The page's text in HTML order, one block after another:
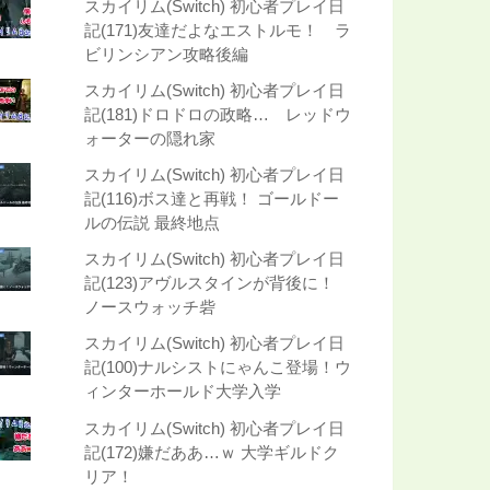
スカイリム(Switch) 初心者プレイ日
記(171)友達だよなエストルモ！ ラ
ビリンシアン攻略後編
スカイリム(Switch) 初心者プレイ日
記(181)ドロドロの政略… レッドウ
ォーターの隠れ家
スカイリム(Switch) 初心者プレイ日
記(116)ボス達と再戦！ ゴールドー
ルの伝説 最終地点
スカイリム(Switch) 初心者プレイ日
記(123)アヴルスタインが背後に！
ノースウォッチ砦
スカイリム(Switch) 初心者プレイ日
記(100)ナルシストにゃんこ登場！ウ
ィンターホールド大学入学
スカイリム(Switch) 初心者プレイ日
記(172)嫌だああ…ｗ 大学ギルドク
リア！